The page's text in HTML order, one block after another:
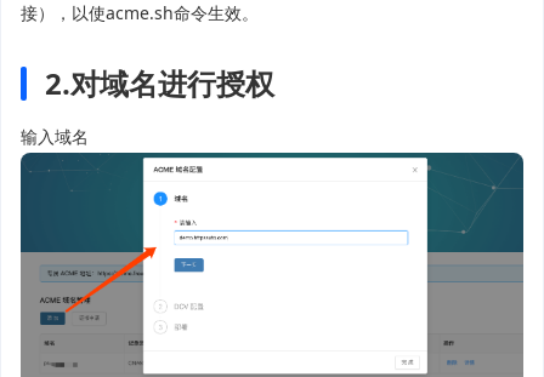
接），以使acme.sh命令生效。
2.对域名进行授权
输入域名